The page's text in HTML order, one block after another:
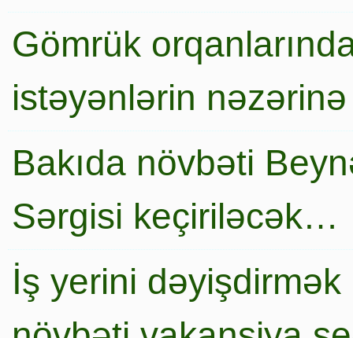
Gömrük
istəyənlərin nəzərinə
Bakıda növbəti
Sərgisi keçiriləcək…
İş yerini